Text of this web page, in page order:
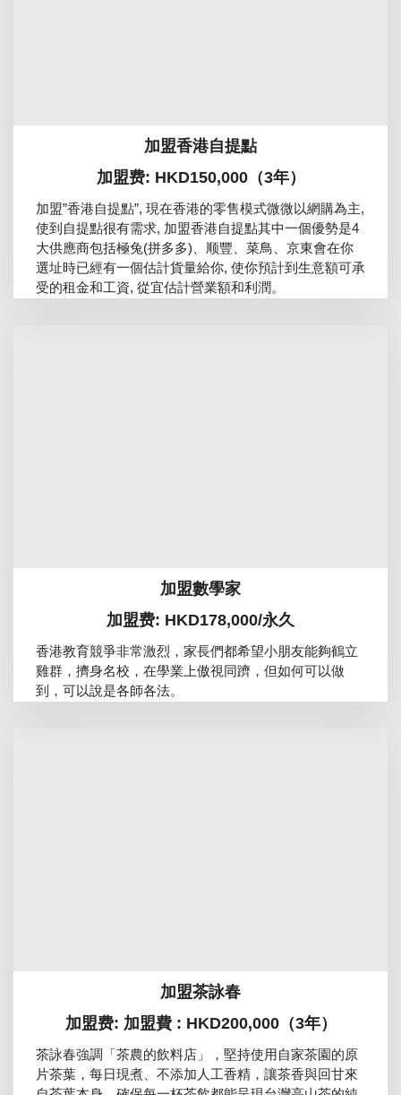
加盟香港自提點
加盟费: HKD150,000（3年）
加盟”香港自提點”, 現在香港的零售模式微微以網購為主,
使到自提點很有需求, 加盟香港自提點其中一個優勢是4
大供應商包括極兔(拼多多)、顺豐、菜鳥、京東會在你
選址時已經有一個估計貨量給你, 使你預計到生意額可承
受的租金和工資, 從宜估計營業額和利潤。
加盟數學家
加盟费: HKD178,000/永久
香港教育競爭非常激烈，家長們都希望小朋友能夠鶴立
雞群，擠身名校，在學業上傲視同躋，但如何可以做
到，可以說是各師各法。
加盟茶詠春
加盟费: 加盟費 : HKD200,000（3年）
茶詠春強調「茶農的飲料店」，堅持使用自家茶園的原
片茶葉，每日現煮、不添加人工香精，讓茶香與回甘來